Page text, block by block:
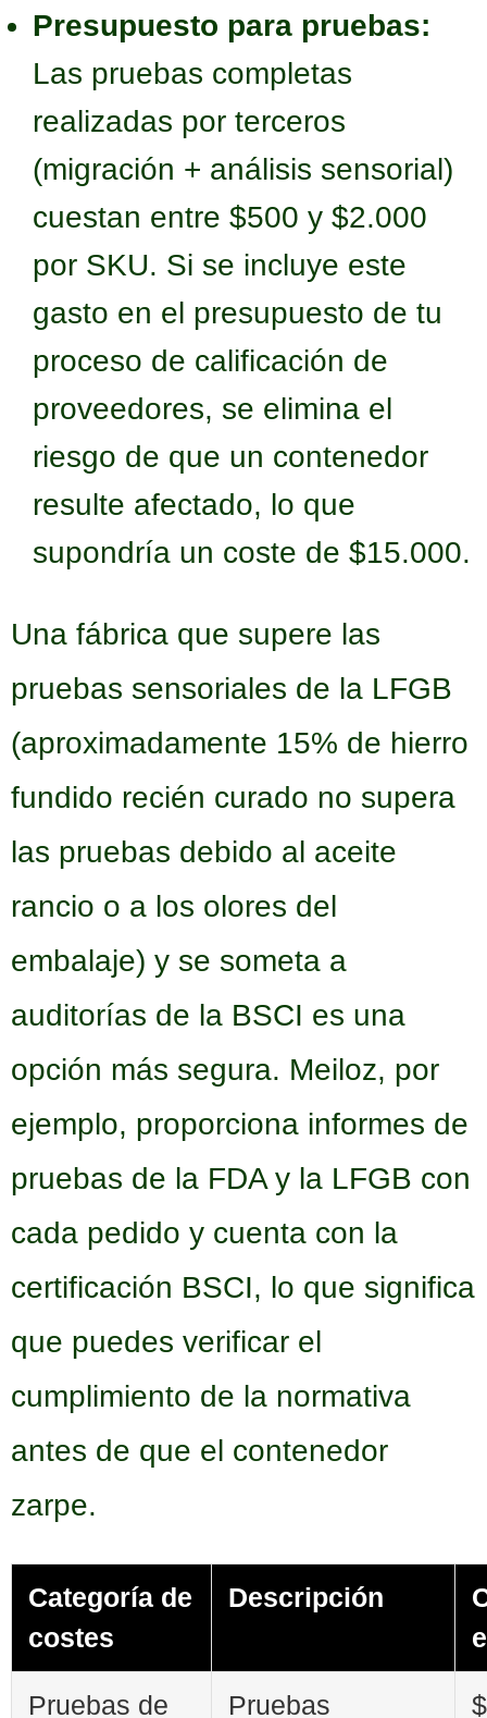
Presupuesto para pruebas:
Las pruebas completas
realizadas por terceros
(migración + análisis sensorial)
cuestan entre $500 y $2.000
por SKU. Si se incluye este
gasto en el presupuesto de tu
proceso de calificación de
proveedores, se elimina el
riesgo de que un contenedor
resulte afectado, lo que
supondría un coste de $15.000.
Una fábrica que supere las
pruebas sensoriales de la LFGB
(aproximadamente 15% de hierro
fundido recién curado no supera
las pruebas debido al aceite
rancio o a los olores del
embalaje) y se someta a
auditorías de la BSCI es una
opción más segura. Meiloz, por
ejemplo, proporciona informes de
pruebas de la FDA y la LFGB con
cada pedido y cuenta con la
certificación BSCI, lo que significa
que puedes verificar el
cumplimiento de la normativa
antes de que el contenedor
zarpe.
Categoría de
costes
Descripción
Pruebas de Pruebas